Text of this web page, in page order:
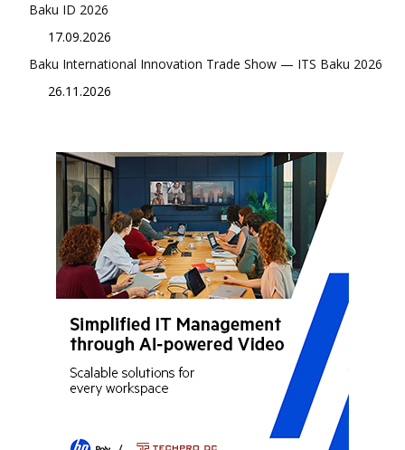
Baku ID 2026
17.09.2026
Baku International Innovation Trade Show — ITS Baku 2026
26.11.2026